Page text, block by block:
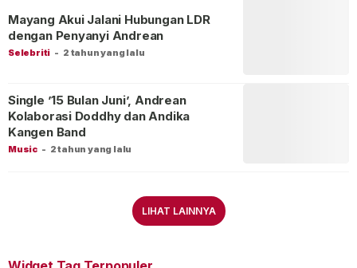
Selebriti - 2 tahun yang lalu
Mayang Akui Jalani Hubungan LDR
dengan Penyanyi Andrean
Music - 2 tahun yang lalu
Single ’15 Bulan Juni’, Andrean
Kolaborasi Doddhy dan Andika
Kangen Band
LIHAT LAINNYA